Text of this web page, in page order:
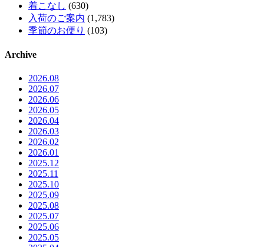
着こなし (630)
入荷のご案内 (1,783)
季節のお便り (103)
Archive
2026.08
2026.07
2026.06
2026.05
2026.04
2026.03
2026.02
2026.01
2025.12
2025.11
2025.10
2025.09
2025.08
2025.07
2025.06
2025.05